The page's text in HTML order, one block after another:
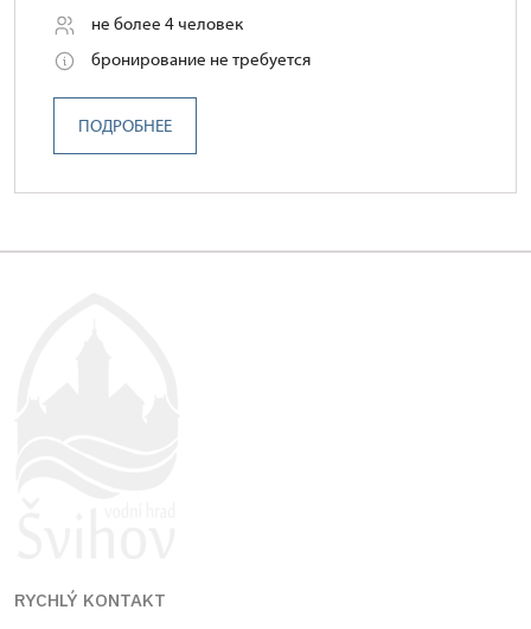
не более 4 человек
бронирование не требуется
ПОДРОБНЕЕ
RYCHLÝ KONTAKT